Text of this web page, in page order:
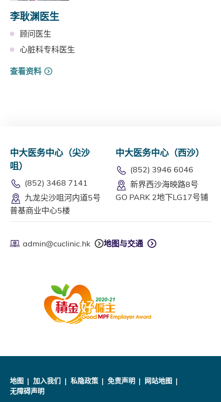
李耿渊医生
顾问医生
心脏科专科医生
查看资料
中大医务中心（尖沙
咀）
(852) 3468 7141
九龙尖沙咀河内道5号
普基商业中心5楼
中大医务中心（西沙）
(852) 3946 6046
新界西沙海映路8号
GO PARK 2地下LG17号铺
admin@cuclinic.hk 地图与交通
地图 加入我们 私隐政策 免责声明
网站地图
无障碍声明